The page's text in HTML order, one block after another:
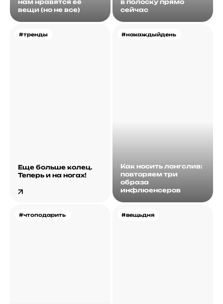
нам нравятся её
вещи (но не все)
в полоску прямо
сейчас
#тренды
Еще больше колец.
Теперь и на ногах!
#накаждыйдень
Как носить лонгслив:
повторяем три
образа
инфлюенсеров
#чтоподарить #вещьдня